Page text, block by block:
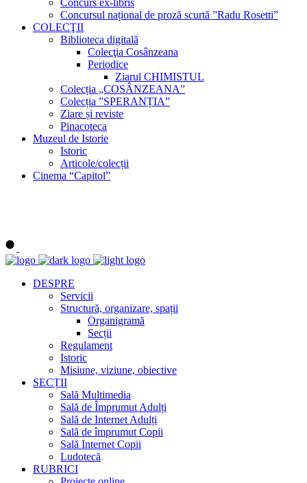
Concurs ex-libris
Concursul național de proză scurtă ”Radu Rosetti”
COLECŢII
Biblioteca digitală
Colecţia Cosânzeana
Periodice
Ziarul CHIMISTUL
Colecția „COSÂNZEANA”
Colecția ”SPERANȚIA”
Ziare și reviste
Pinacoteca
Muzeul de Istorie
Istoric
Articole/colecții
Cinema “Capitol”
DESPRE
Servicii
Structură, organizare, spații
Organigramă
Secții
Regulament
Istoric
Misiune, viziune, obiective
SECȚII
Sală Multimedia
Sală de Împrumut Adulți
Sală de Internet Adulți
Sală de împrumut Copii
Sală Internet Copii
Ludotecă
RUBRICI